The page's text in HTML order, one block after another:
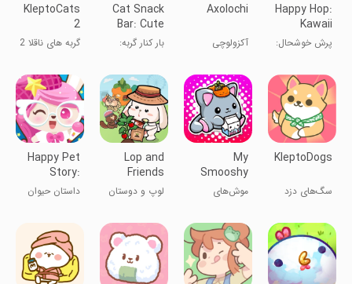
Happy Hop:
Kawaii
Jump
پرش خوشحال:
Axolochi
آکزولوچی
Cat Snack
Bar: Cute
Food
Games
بار کنار گربه:
زیبا
KleptoCats
2
گربه های ناقلا 2
KleptoDogs
سگ‌های دزد
My
Smooshy
Mushy -
Cute Pets
موش‌های
حیوانات ناز
Lop and
Friends
لوپ و دوستان
Happy Pet
Story:
Virtual Pet
داستان حیوان
خانگی مجازی